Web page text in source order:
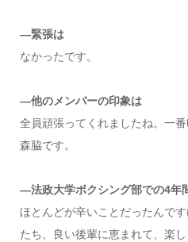
―緊張は
なかったです。
―他のメンバーの印象は
全員頑張ってくれましたね。一
森脇です。
―法政大学ボクシング部での4年
ほとんどが辛いことだったんで
たち、良い後輩に恵まれて、楽し